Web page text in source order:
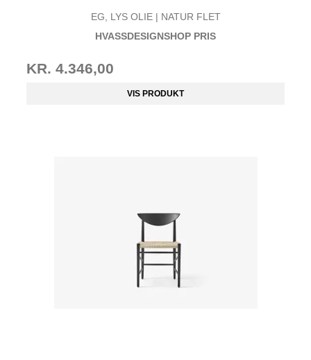
EG, LYS OLIE | NATUR FLET
HVASSDESIGNSHOP PRIS
KR. 4.346,00
VIS PRODUKT